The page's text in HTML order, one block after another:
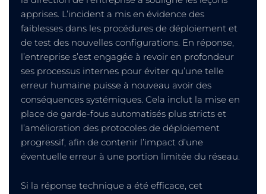
apprises. L’incident a mis en évidence des
faiblesses dans les procédures de déploiement et
de test des nouvelles configurations. En réponse,
l’entreprise s’est engagée à revoir en profondeur
ses processus internes pour éviter qu’une telle
erreur humaine puisse à nouveau avoir des
conséquences systémiques. Cela inclut la mise en
place de garde-fous automatisés plus stricts et
l’amélioration des protocoles de déploiement
progressif, afin de contenir l’impact d’une
éventuelle erreur à une portion limitée du réseau.
Si la réponse technique a été efficace, cet